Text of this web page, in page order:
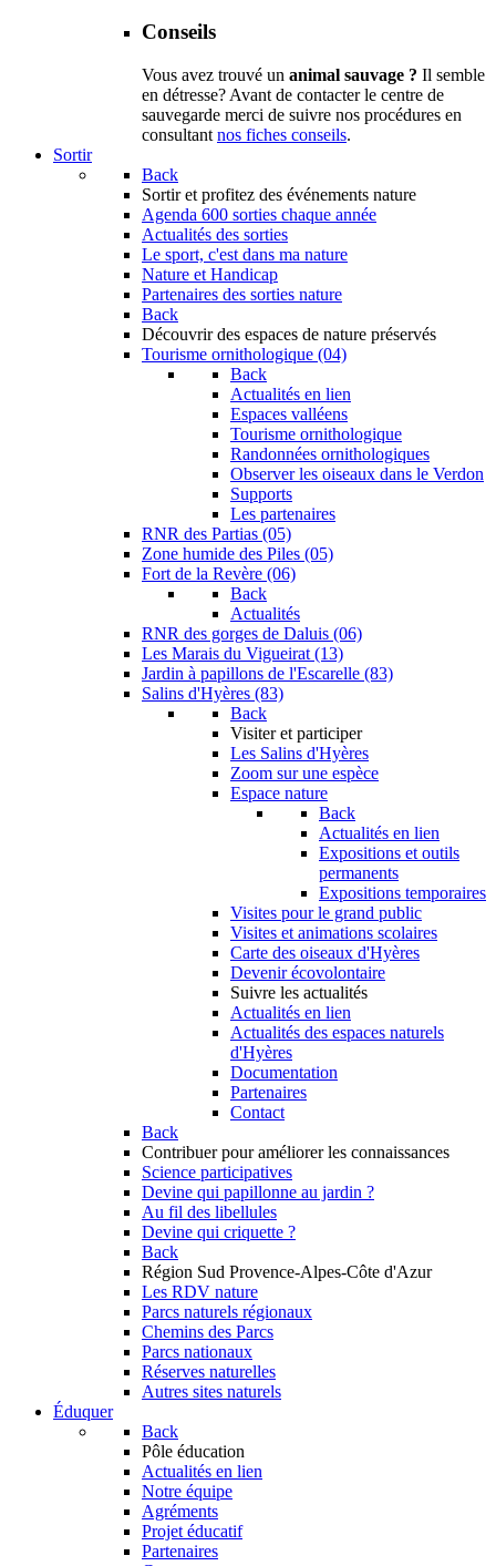
Conseils
Vous avez trouvé un animal sauvage ? Il semble
en détresse? Avant de contacter le centre de
sauvegarde merci de suivre nos procédures en
consultant nos fiches conseils.
Sortir
Back
Sortir et profitez des événements nature
Agenda 600 sorties chaque année
Actualités des sorties
Le sport, c'est dans ma nature
Nature et Handicap
Partenaires des sorties nature
Back
Découvrir des espaces de nature préservés
Tourisme ornithologique (04)
Back
Actualités en lien
Espaces valléens
Tourisme ornithologique
Randonnées ornithologiques
Observer les oiseaux dans le Verdon
Supports
Les partenaires
RNR des Partias (05)
Zone humide des Piles (05)
Fort de la Revère (06)
Back
Actualités
RNR des gorges de Daluis (06)
Les Marais du Vigueirat (13)
Jardin à papillons de l'Escarelle (83)
Salins d'Hyères (83)
Back
Visiter et participer
Les Salins d'Hyères
Zoom sur une espèce
Espace nature
Back
Actualités en lien
Expositions et outils
permanents
Expositions temporaires
Visites pour le grand public
Visites et animations scolaires
Carte des oiseaux d'Hyères
Devenir écovolontaire
Suivre les actualités
Actualités en lien
Actualités des espaces naturels
d'Hyères
Documentation
Partenaires
Contact
Back
Contribuer pour améliorer les connaissances
Science participatives
Devine qui papillonne au jardin ?
Au fil des libellules
Devine qui criquette ?
Back
Région Sud Provence-Alpes-Côte d'Azur
Les RDV nature
Parcs naturels régionaux
Chemins des Parcs
Parcs nationaux
Réserves naturelles
Autres sites naturels
Éduquer
Back
Pôle éducation
Actualités en lien
Notre équipe
Agréments
Projet éducatif
Partenaires